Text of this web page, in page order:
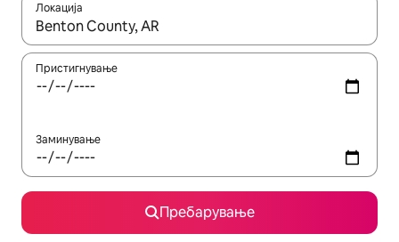
Локација
Кога резултатите се достапни, движете се со копчињата
Пристигнување
Заминување
Пребарување